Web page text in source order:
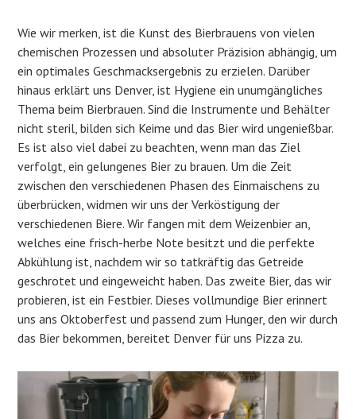
Wie wir merken, ist die Kunst des Bierbrauens von vielen
chemischen Prozessen und absoluter Präzision abhängig, um
ein optimales Geschmacksergebnis zu erzielen. Darüber
hinaus erklärt uns Denver, ist Hygiene ein unumgängliches
Thema beim Bierbrauen. Sind die Instrumente und Behälter
nicht steril, bilden sich Keime und das Bier wird ungenießbar.
Es ist also viel dabei zu beachten, wenn man das Ziel
verfolgt, ein gelungenes Bier zu brauen. Um die Zeit
zwischen den verschiedenen Phasen des Einmaischens zu
überbrücken, widmen wir uns der Verköstigung der
verschiedenen Biere. Wir fangen mit dem Weizenbier an,
welches eine frisch-herbe Note besitzt und die perfekte
Abkühlung ist, nachdem wir so tatkräftig das Getreide
geschrotet und eingeweicht haben. Das zweite Bier, das wir
probieren, ist ein Festbier. Dieses vollmundige Bier erinnert
uns ans Oktoberfest und passend zum Hunger, den wir durch
das Bier bekommen, bereitet Denver für uns Pizza zu.